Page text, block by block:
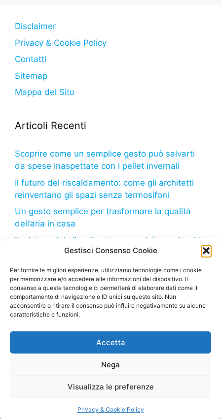
Gestisci Consenso Cookie
Per fornire le migliori esperienze, utilizziamo tecnologie come i cookie
per memorizzare e/o accedere alle informazioni del dispositivo. Il
consenso a queste tecnologie ci permetterà di elaborare dati come il
comportamento di navigazione o ID unici su questo sito. Non
acconsentire o ritirare il consenso può influire negativamente su alcune
caratteristiche e funzioni.
Accetta
Nega
Visualizza le preferenze
Privacy & Cookie Policy
k
Disclaimer
Privacy & Cookie Policy
Contatti
Sitemap
Mappa del Sito
Articoli Recenti
Scoprire come un semplice gesto può salvarti
da spese inaspettate con i pellet invernali
Il futuro del riscaldamento: come gli architetti
reinventano gli spazi senza termosifoni
Un gesto semplice per trasformare la qualità
dell’aria in casa
Il mistero del climatizzatore: perché non riscalda
come dovrebbe?
Il freddo in arrivo: come il tuo frigorifero può
aiutarti a risparmiare sulla bolletta
proprietà della Marco Bruzzone S.R.L. – P. Iva
Affiliazione Amazon EU, un programma di affiliazione
pubblicitaria pubblicizzando e fornendo link al sito